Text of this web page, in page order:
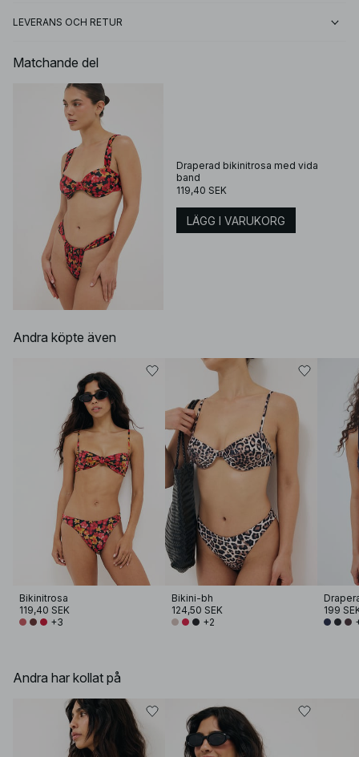
LEVERANS OCH RETUR
Matchande del
Draperad bikinitrosa med vida
band
119,40 SEK
LÄGG I VARUKORG
Andra köpte även
Bikinitrosa
119,40 SEK
+3
Bikini-bh
124,50 SEK
+2
199
Andra har kollat på